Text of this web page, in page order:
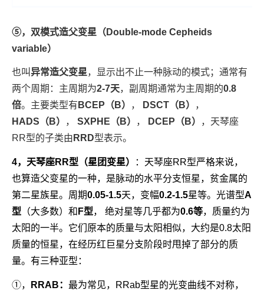
⑤，双模式造父变星（Double-mode Cepheids
variable）
也叫异常造父变星，显示出不止一种脉动的模式；通常有
两个周期：主周期为2-7天，副周期通常为主周期的0.8
倍。主要类型有 BCEP（B） ， DSCT（B）
，
HADS（B）
， SXPHE（B） ， DCEP（B）
，天琴座
RR型的子类由 RRD型表示。
4，天琴座RR型（星团变星）
：天琴座RR型严格来说，
也算造父变星的一种，是脉动的水平分支恒星，贫金属的
第二星族星。周期0.05-1.5天，变幅0.2-1.5星等。光谱型A
型 （大多数）和 F型， 绝对星等几乎都为0.6等，质量约为
太阳的一半。它们原本的质量与太阳相似，大约是0.8太阳
质量的恒星，在经历红巨星分支阶段时甩掉了部分的质
量。有三种亚型：
①， RRAB： 最为常见，
RRab型星的光变曲线不对称，